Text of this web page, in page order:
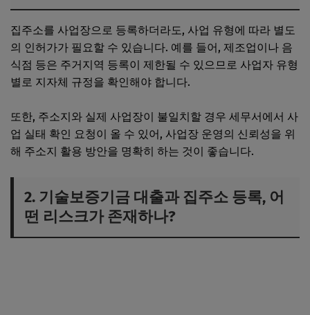
집주소를 사업장으로 등록하더라도, 사업 유형에 따라 별도
의 인허가가 필요할 수 있습니다. 예를 들어, 제조업이나 음
식점 등은 주거지역 등록이 제한될 수 있으므로 사업자 유형
별로 지자체 규정을 확인해야 합니다.
또한, 주소지와 실제 사업장이 불일치할 경우 세무서에서 사
업 실태 확인 요청이 올 수 있어, 사업장 운영의 신뢰성을 위
해 주소지 활용 방안을 명확히 하는 것이 좋습니다.
2. 기술보증기금 대출과 집주소 등록, 어
떤 리스크가 존재하나?